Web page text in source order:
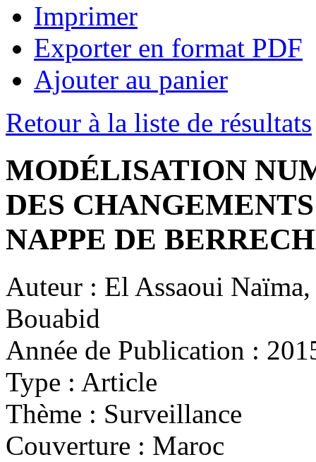
Imprimer
Exporter en format PDF
Ajouter au panier
Retour à la liste de résultats
MODÉLISATION
DES
NAPPE DE
Auteur : El Assaoui
Bouabid
Année de Publication :
Type : Article
Thème : Surveillance
Couverture : Maroc